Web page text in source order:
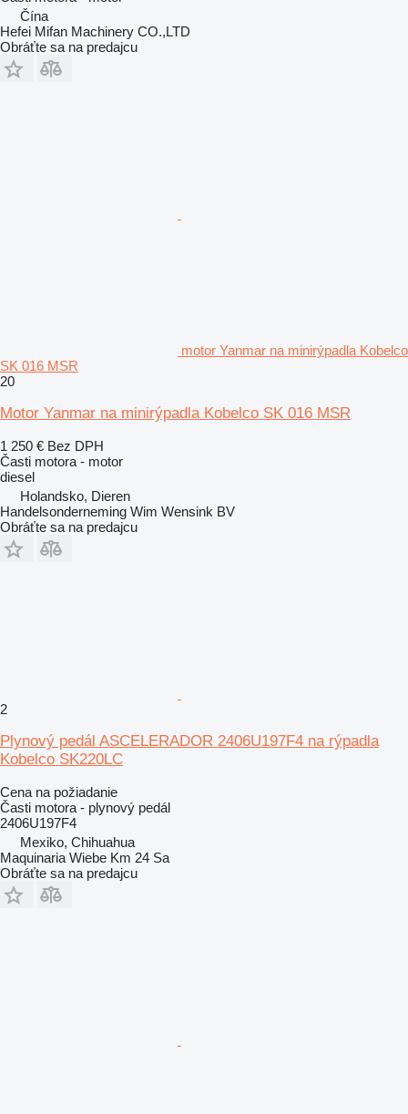
Čína
Hefei Mifan Machinery CO.,LTD
Obráťte sa na predajcu
motor Yanmar na minirýpadla Kobelco
SK 016 MSR
20
Motor Yanmar na minirýpadla Kobelco SK 016 MSR
1 250 € Bez DPH
Časti motora - motor
diesel
Holandsko, Dieren
Handelsonderneming Wim Wensink BV
Obráťte sa na predajcu
2
Plynový pedál ASCELERADOR 2406U197F4 na rýpadla
Kobelco SK220LC
Cena na požiadanie
Časti motora - plynový pedál
2406U197F4
Mexiko, Chihuahua
Maquinaria Wiebe Km 24 Sa
Obráťte sa na predajcu